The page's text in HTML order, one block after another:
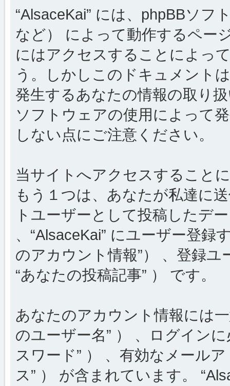
“AlsaceKai” には、phpBBソフ
など） によって動作するペー
にはアクセスすることによっ
う。しかしこのドキュメント
発生するあなたの情報の取り
ソフトウェアの使用によって
しない点にご注意ください。
当サイトへアクセスすること
もう１つは、あなたが私達に
トユーザーとして投稿したデ
、“AlsaceKai” にユーザー登録
のアカウント情報”） 、登録
“あなたの投稿記事” ） です。
あなたのアカウント情報には
のユーザー名” ） 、ログイン
スワード” ） 、有効なメール
ス” ） が含まれています。